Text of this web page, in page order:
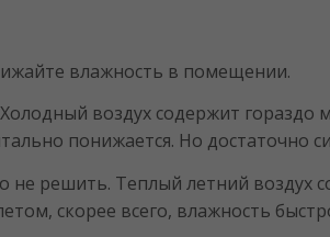
влажность в помещении.
воздух содержит
понижается. Но достаточно
решить. Теплый летний воздух
скорее всего, влажность